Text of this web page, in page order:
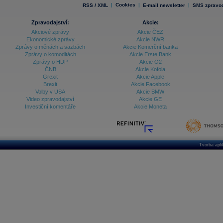
RSS / XML | Cookies | E-mail newsletter | SMS
Zpravodajství:
Akciové zprávy
Ekonomické zprávy
Zprávy o měnách a sazbách
Zprávy o komoditách
Zprávy o HDP
ČNB
Grexit
Brexit
Volby v USA
Video zpravodajství
Investiční komentáře
Akcie:
Akcie ČEZ
Akcie NWR
Akcie Komerční banka
Akcie Erste Bank
Akcie O2
Akcie Kofola
Akcie Apple
Akcie Facebook
Akcie BMW
Akcie GE
Akcie Moneta
Tvorba